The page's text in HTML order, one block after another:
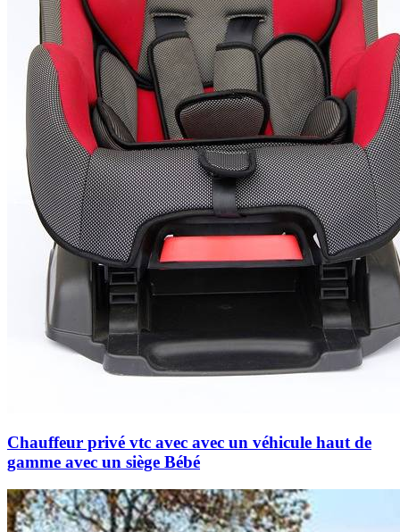
Chauffeur privé vtc avec avec un véhicule haut de
gamme avec un siège Bébé